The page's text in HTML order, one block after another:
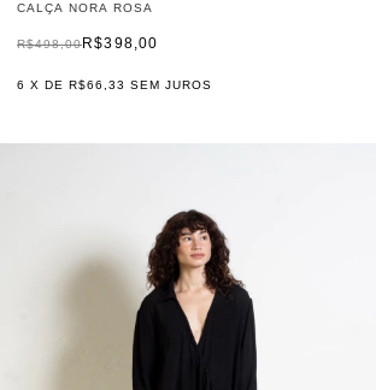
CALÇA NORA ROSA
R$398,00
R$498,00
6 X DER$66,33 SEM JUROS